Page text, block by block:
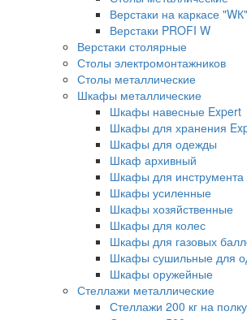
Верстаки на каркасе "WК"
Верстаки PROFI W
Верстаки столярные
Столы электромонтажников
Столы металлические
Шкафы металлические
Шкафы навесные Expert
Шкафы для хранения
Шкафы для одежды
Шкаф архивный
Шкафы для инструмента
Шкафы усиленные
Шкафы хозяйственные
Шкафы для колес
Шкафы для газовых
Шкафы сушильные для
Шкафы оружейные
Стеллажи металлические
Стеллажи 200 кг на полку